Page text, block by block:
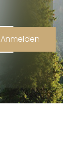
Anmelden